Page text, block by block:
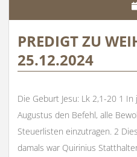
PREDIGT ZU
25.12.2024
Die Geburt Jesu: Lk 2,1-20 1
Augustus den Befehl, alle
Steuerlisten einzutragen. 2
damals war Quirinius